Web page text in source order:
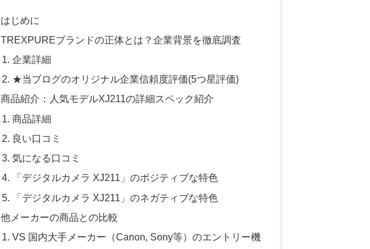
はじめに
TREXPUREブランドの正体とは？企業背景を徹底調査
企業詳細
★当ブログのオリジナル企業信頼度評価(5つ星評価)
商品紹介：人気モデルXJ211の詳細スペック紹介
商品詳細
良い口コミ
気になる口コミ
「デジタルカメラ XJ211」のポジティブな特色
「デジタルカメラ XJ211」のネガティブな特色
他メーカーの商品との比較
VS 国内大手メーカー（Canon, Sony等）のエントリー機